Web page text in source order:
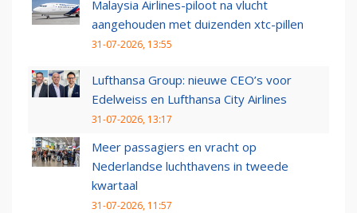
Malaysia Airlines-piloot na vlucht
aangehouden met duizenden xtc-pillen
31-07-2026, 13:55
Lufthansa Group: nieuwe CEO’s voor
Edelweiss en Lufthansa City Airlines
31-07-2026, 13:17
Meer passagiers en vracht op
Nederlandse luchthavens in tweede
kwartaal
31-07-2026, 11:57